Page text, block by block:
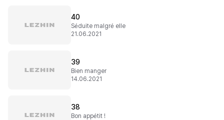
40
Séduite malgré elle
21.06.2021
39
Bien manger
14.06.2021
38
Bon appétit !